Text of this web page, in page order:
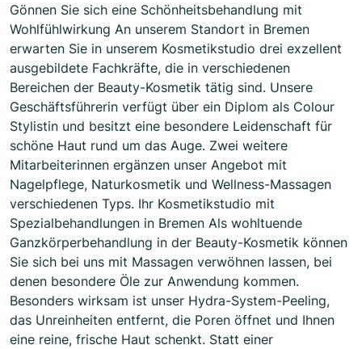
Gönnen Sie sich eine Schönheitsbehandlung mit
Wohlfühlwirkung An unserem Standort in Bremen
erwarten Sie in unserem Kosmetikstudio drei exzellent
ausgebildete Fachkräfte, die in verschiedenen
Bereichen der Beauty-Kosmetik tätig sind. Unsere
Geschäftsführerin verfügt über ein Diplom als Colour
Stylistin und besitzt eine besondere Leidenschaft für
schöne Haut rund um das Auge. Zwei weitere
Mitarbeiterinnen ergänzen unser Angebot mit
Nagelpflege, Naturkosmetik und Wellness-Massagen
verschiedenen Typs. Ihr Kosmetikstudio mit
Spezialbehandlungen in Bremen Als wohltuende
Ganzkörperbehandlung in der Beauty-Kosmetik können
Sie sich bei uns mit Massagen verwöhnen lassen, bei
denen besondere Öle zur Anwendung kommen.
Besonders wirksam ist unser Hydra-System-Peeling,
das Unreinheiten entfernt, die Poren öffnet und Ihnen
eine reine, frische Haut schenkt. Statt einer